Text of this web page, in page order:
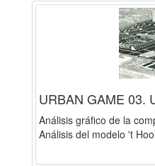
URBAN GAME 03.
Análisis gráfico de la
Análisis del modelo 't